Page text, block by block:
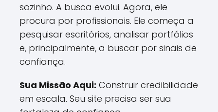
sozinho. A busca evolui. Agora, ele
procura por profissionais. Ele começa a
pesquisar escritórios, analisar portfólios
e, principalmente, a buscar por sinais de
confiança.
Sua Missão Aqui: Construir credibilidade
em escala. Seu site precisa ser sua